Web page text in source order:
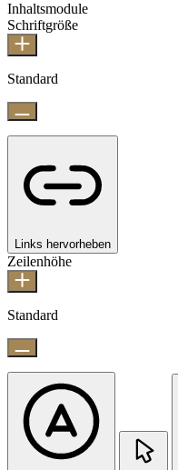
Inhaltsmodule
Schriftgröße
Standard
Links hervorheben
Zeilenhöhe
Standard